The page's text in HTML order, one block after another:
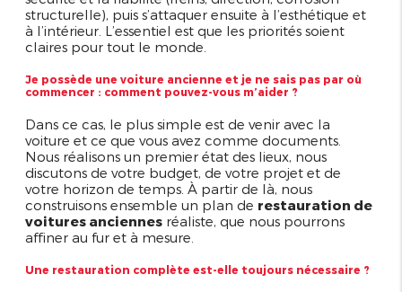
structurelle), puis s’attaquer ensuite à l’esthétique et
à l’intérieur. L’essentiel est que les priorités soient
claires pour tout le monde.
Je possède une voiture ancienne et je ne sais pas par où
commencer : comment pouvez-vous m’aider ?
Dans ce cas, le plus simple est de venir avec la
voiture et ce que vous avez comme documents.
Nous réalisons un premier état des lieux, nous
discutons de votre budget, de votre projet et de
votre horizon de temps. À partir de là, nous
construisons ensemble un plan de restauration de
voitures anciennes réaliste, que nous pourrons
affiner au fur et à mesure.
Une restauration complète est-elle toujours nécessaire ?